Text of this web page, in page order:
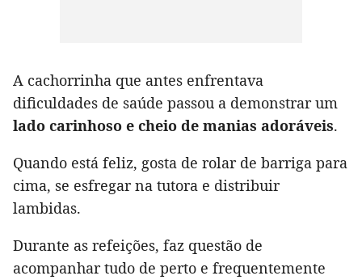
A cachorrinha que antes enfrentava
dificuldades de saúde passou a demonstrar um
lado carinhoso e cheio de manias adoráveis.
Quando está feliz, gosta de rolar de barriga para
cima, se esfregar na tutora e distribuir
lambidas.
Durante as refeições, faz questão de
acompanhar tudo de perto e frequentemente